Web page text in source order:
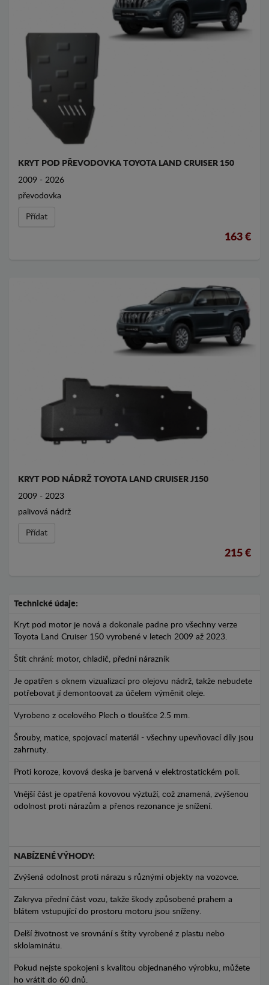
KRYT POD PŘEVODOVKA TOYOTA LAND CRUISER 150
2009 - 2026
převodovka
Přídat
163 €
KRYT POD NÁDRŽ TOYOTA LAND CRUISER J150
2009 - 2023
palivová nádrž
Přídat
215 €
Technické údaje:
Kryt pod motor je nová a dokonale padne pro všechny verze
Toyota Land Cruiser 150 vyrobené v letech 2009 až 2023.
Štít chrání: motor, chladič, přední nárazník
Je opatřen s oknem vizualizací pro olejovu nádrž, takže nebudete
potřebovat jí demontoovat za účelem výměnit oleje.
Vyrobeno z ocelového Plech o tloušťce 2.5 mm.
Šrouby, matice, spojovací materiál - všechny upevňovací díly jsou
zahrnuty.
Proti koroze, kovová deska je barvená v elektrostatickém poli.
Vnější část je opatřená kovovou výztuží, což znamená, zvýšenou
odolnost proti nárazům a přenos rezonance je snížení.
NABÍZENÉ VÝHODY:
Zvýšená odolnost proti nárazu s různými objekty na vozovce.
Zakryva přední část vozu, takže škody způsobené prahem a
blátem vstupující do prostoru motoru jsou sníženy.
Delší životnost ve srovnání s štíty vyrobené z plastu nebo
sklolaminátu.
Pokud nejste spokojeni s kvalitou objednaného výrobku, můžete
ho vrátit do 60 dnů.